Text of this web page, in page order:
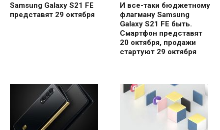
Samsung Galaxy S21 FE
представят 29 октября
И все-таки бюджетному
флагману Samsung
Galaxy S21 FE быть.
Смартфон представят
20 октября, продажи
стартуют 29 октября